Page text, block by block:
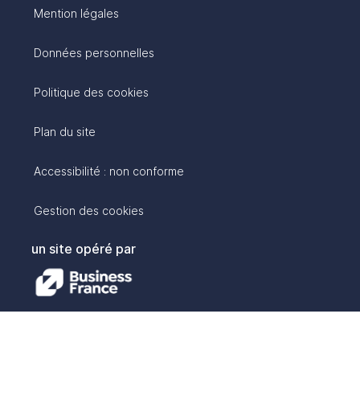
Mention légales
Données personnelles
Politique des cookies
Plan du site
Accessibilité : non conforme
Gestion des cookies
un site opéré par
avec :